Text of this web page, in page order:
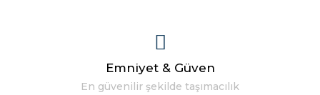
Emniyet & Güven
En güvenilir şekilde taşımacılık